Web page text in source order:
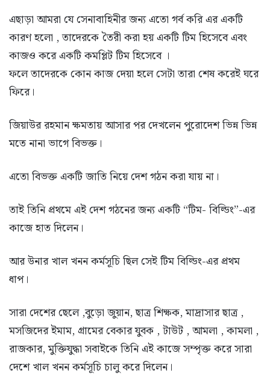
এছাড়া আমরা যে সেনাবাহিনীর জন্য এতো গর্ব করি এর একটি
কারণ হলো , তাদেরকে তৈরী করা হয় একটি টিম হিসেবে এবং
কাজও করে একটি কমপ্লিট টিম হিসেবে ।
ফলে তাদেরকে কোন কাজ দেয়া হলে সেটা তারা শেষ করেই ঘরে
ফিরে।
জিয়াউর রহমান ক্ষমতায় আসার পর দেখলেন পুরোদেশ ভিন্ন ভিন্ন
মতে নানা ভাগে বিভক্ত।
এতো বিভক্ত একটি জাতি নিয়ে দেশ গঠন করা যায় না।
তাই তিনি প্রথমে এই দেশ গঠনের জন্য একটি “টিম- বিল্ডিং”-এর
কাজে হাত দিলেন।
আর উনার খাল খনন কর্মসূচি ছিল সেই টিম বিল্ডিং-এর প্রথম
ধাপ।
সারা দেশের ছেলে ,বুড়ো জুয়ান, ছাত্র শিক্ষক, মাদ্রাসার ছাত্র ,
মসজিদের ইমাম, গ্রামের বেকার যুবক , টাউট , আমলা , কামলা ,
রাজকার, মুক্তিযুদ্ধা সবাইকে তিনি এই কাজে সম্পৃক্ত করে সারা
দেশে খাল খনন কর্মসূচি চালু করে দিলেন।